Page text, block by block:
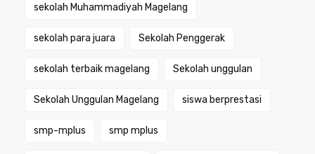
sekolah Muhammadiyah Magelang
sekolah para juara Sekolah Penggerak
sekolah terbaik magelang Sekolah unggulan
Sekolah Unggulan Magelang siswa berprestasi
smp-mplus smp mplus